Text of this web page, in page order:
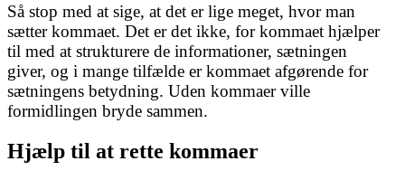
Så stop med at sige, at det er lige meget, hvor man
sætter kommaet. Det er det ikke, for kommaet hjælper
til med at strukturere de informationer, sætningen
giver, og i mange tilfælde er kommaet afgørende for
sætningens betydning. Uden kommaer ville
formidlingen bryde sammen.
Hjælp til at rette kommaer